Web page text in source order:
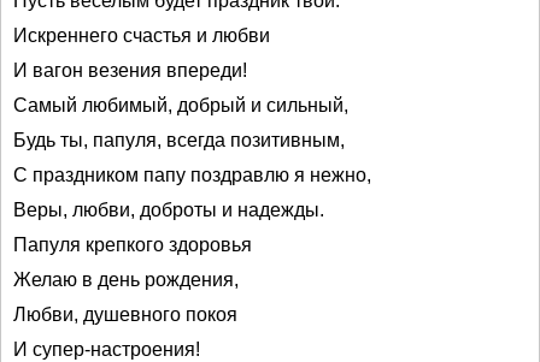
Искреннего счастья и любви
И вагон везения впереди!
Самый любимый, добрый и сильный,
Будь ты, папуля, всегда позитивным,
С праздником папу поздравлю я нежно,
Веры, любви, доброты и надежды.
Папуля крепкого здоровья
Желаю в день рождения,
Любви, душевного покоя
И супер-настроения!